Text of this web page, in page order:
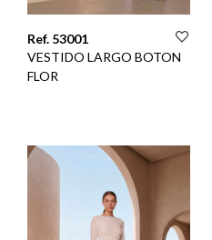
Ref. 53001
VESTIDO LARGO BOTON
FLOR